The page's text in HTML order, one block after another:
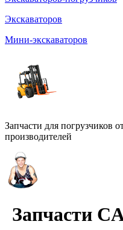
Экскаваторов
Мини-экскаваторов
Запчасти для погрузчиков
производителей
Запчасти